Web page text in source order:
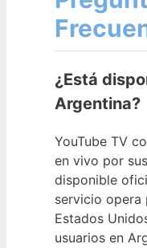
¿Está
Argentina?
YouTube TV
en vivo por
disponible
servicio opera
Estados
usuarios en